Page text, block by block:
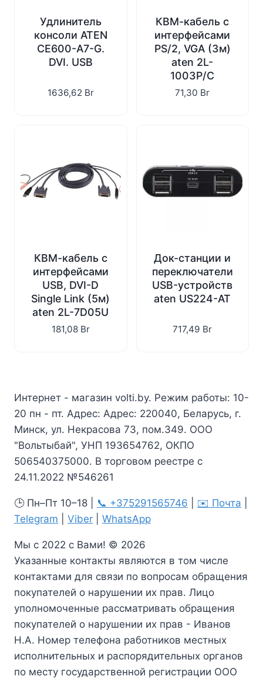
Удлинитель
консоли ATEN
CE600-A7-G.
DVI. USB
1636,62 Br
КВМ-кабель с
интерфейсами
PS/2, VGA (3м)
aten 2L-
1003P/C
71,30 Br
КВМ-кабель с
интерфейсами
USB, DVI-D
Single Link (5м)
aten 2L-7D05U
181,08 Br
Док-станции и
переключатели
USB-устройств
aten US224-AT
717,49 Br
Интернет - магазин volti.by. Режим работы: 10-
20 пн - пт. Адрес: Адрес: 220040, Беларусь, г.
Минск, ул. Некрасова 73, пом.349. ООО
"Вольтыбай", УНП 193654762, ОКПО
506540375000. В торговом реестре с
24.11.2022 №546261
🕒 Пн–Пт 10–18 | 📞 +375291565746 ✉️ Почта
Telegram
Viber WhatsApp
Мы с 2022 с Вами! © 2026
Указанные контакты являются в том числе
контактами для связи по вопросам обращения
покупателей о нарушении их прав. Лицо
уполномоченные рассматривать обращения
покупателей о нарушении их прав - Иванов
Н.А. Номер телефона работников местных
исполнительных и распорядительных органов
по месту государственной регистрации ООО